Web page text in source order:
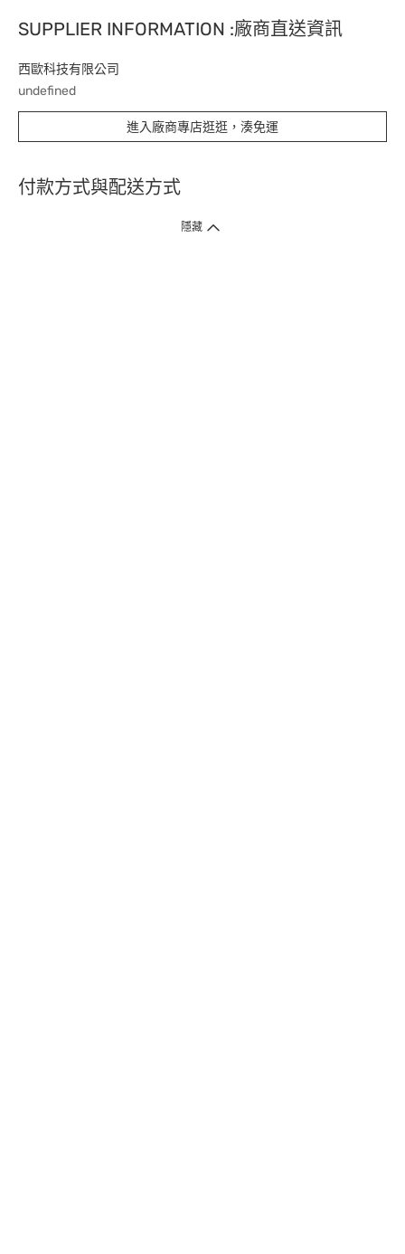
SUPPLIER INFORMATION :廠商直送資訊
西歐科技有限公司
undefined
進入廠商專店逛逛，湊免運
付款方式與配送方式
隱藏